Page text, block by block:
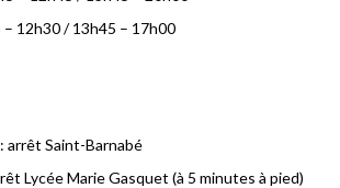
– 12h30 /13h45 – 17h00
arrêt Saint-Barnabé
Lycée Marie Gasquet (à 5 minutes à pied)